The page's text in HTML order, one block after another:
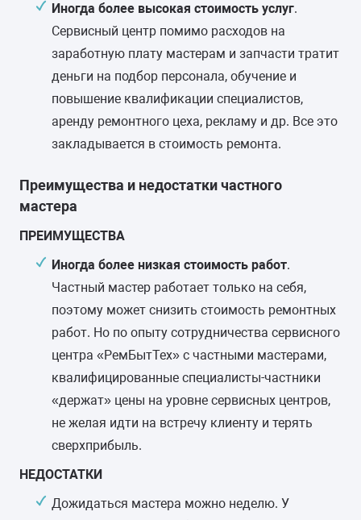
Иногда более высокая стоимость услуг.
Сервисный центр помимо расходов на
заработную плату мастерам и запчасти тратит
деньги на подбор персонала, обучение и
повышение квалификации специалистов,
аренду ремонтного цеха, рекламу и др. Все это
закладывается в стоимость ремонта.
Преимущества и недостатки частного
мастера
ПРЕИМУЩЕСТВА
Иногда более низкая стоимость работ.
Частный мастер работает только на себя,
поэтому может снизить стоимость ремонтных
работ. Но по опыту сотрудничества сервисного
центра «РемБытТех» с частными мастерами,
квалифицированные специалисты-частники
«держат» цены на уровне сервисных центров,
не желая идти на встречу клиенту и терять
сверхприбыль.
НЕДОСТАТКИ
Дожидаться мастера можно неделю. У